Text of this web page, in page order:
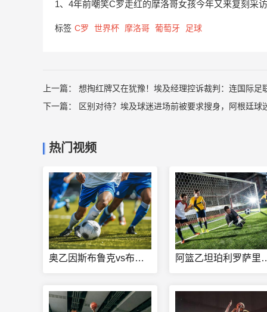
1、4年前嘲笑C罗走红的摩洛哥女孩今年又来复刻采
标签 C罗 世界杯 摩洛哥 葡萄牙 足球
上一篇： 想掏红牌又在犹豫！埃及经理控诉裁判：连国际足
下一篇：
区别对待？埃及球迷进场前被要求搜身，阿根廷球
热门视频
奥乙因斯布鲁克vs布雷根茨在线观看 阿篮乙坦珀利罗